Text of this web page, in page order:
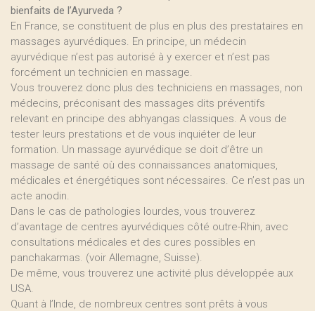
bienfaits de l’Ayurveda ?
En France, se constituent de plus en plus des prestataires en
massages ayurvédiques. En principe, un médecin
ayurvédique n’est pas autorisé à y exercer et n’est pas
forcément un technicien en massage.
Vous trouverez donc plus des techniciens en massages, non
médecins, préconisant des massages dits préventifs
relevant en principe des abhyangas classiques. A vous de
tester leurs prestations et de vous inquiéter de leur
formation. Un massage ayurvédique se doit d’être un
massage de santé où des connaissances anatomiques,
médicales et énergétiques sont nécessaires. Ce n’est pas un
acte anodin.
Dans le cas de pathologies lourdes, vous trouverez
d’avantage de centres ayurvédiques côté outre-Rhin, avec
consultations médicales et des cures possibles en
panchakarmas. (voir Allemagne, Suisse).
De même, vous trouverez une activité plus développée aux
USA.
Quant à l’Inde, de nombreux centres sont prêts à vous